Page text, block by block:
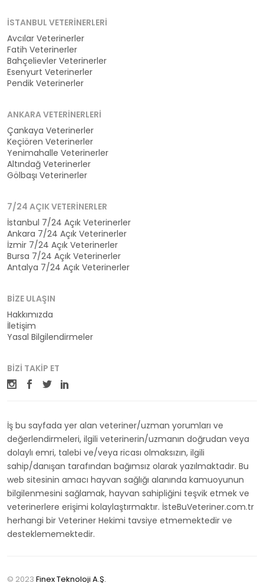
İSTANBUL VETERINERLERI
Avcılar Veterinerler
Fatih Veterinerler
Bahçelievler Veterinerler
Esenyurt Veterinerler
Pendik Veterinerler
ANKARA VETERINERLERI
Çankaya Veterinerler
Keçiören Veterinerler
Yenimahalle Veterinerler
Altındağ Veterinerler
Gölbaşı Veterinerler
7/24 AÇIK VETERINERLER
İstanbul 7/24 Açık Veterinerler
Ankara 7/24 Açık Veterinerler
İzmir 7/24 Açık Veterinerler
Bursa 7/24 Açık Veterinerler
Antalya 7/24 Açık Veterinerler
BIZE ULAŞIN
Hakkımızda
İletişim
Yasal Bilgilendirmeler
BIZI TAKIP ET
İş bu sayfada yer alan veteriner/uzman yorumları ve
değerlendirmeleri, ilgili veterinerin/uzmanın doğrudan veya
dolaylı emri, talebi ve/veya ricası olmaksızın, ilgili
sahip/danışan tarafından bağımsız olarak yazılmaktadır. Bu
web sitesinin amacı hayvan sağlığı alanında kamuoyunun
bilgilenmesini sağlamak, hayvan sahipliğini teşvik etmek ve
veterinerlere erişimi kolaylaştırmaktır. İsteBuVeteriner.com.tr
herhangi bir Veteriner Hekimi tavsiye etmemektedir ve
desteklememektedir.
© 2023 Finex Teknoloji A.Ş.